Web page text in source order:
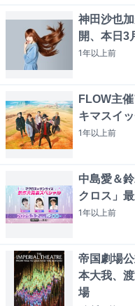
神田沙也
開、本日3
1年以上前
FLOW主
キマスイ
1年以上前
中島愛＆
クロス」
1年以上前
帝国劇場
本大我、
場